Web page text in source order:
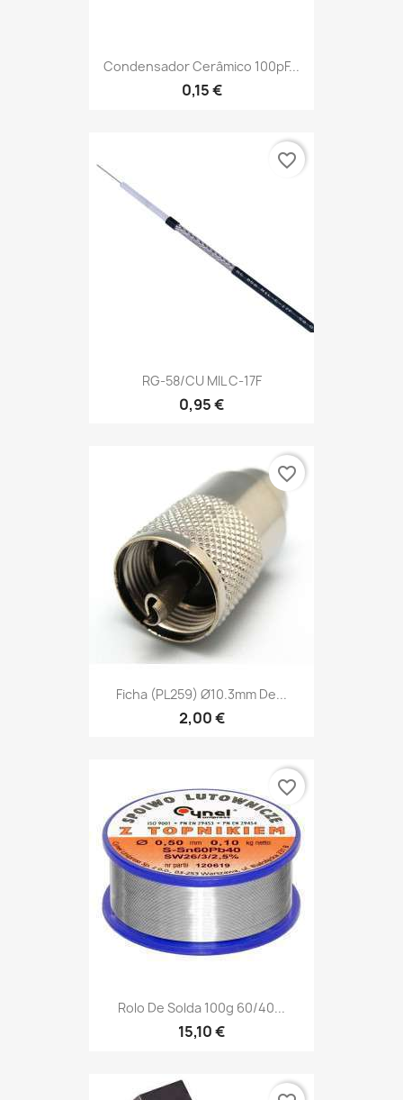
Condensador Cerâmico 100pF...
0,15 €
RG-58/CU MIL C-17F
0,95 €
favorite_border
Ficha (PL259) Ø10.3mm De...
2,00 €
favorite_border
Rolo De Solda 100g 60/40...
15,10 €
favorite_border